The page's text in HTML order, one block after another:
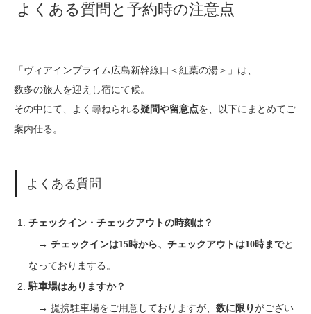
よくある質問と予約時の注意点
「ヴィアインプライム広島新幹線口＜紅葉の湯＞」は、
数多の旅人を迎えし宿にて候。
その中にて、よく尋ねられる疑問や留意点を、以下にまとめてご
案内仕る。
よくある質問
チェックイン・チェックアウトの時刻は？
→ チェックインは15時から、チェックアウトは10時までと
なっておりまする。
駐車場はありますか？
→ 提携駐車場をご用意しておりますが、 数に限り がござい